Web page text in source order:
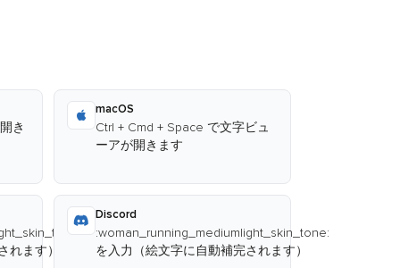
き
macOS
Ctrl + Cmd + Space で文字ビュ
ーアが開きます
れます）
Discord
:woman_running_mediumlight_skin_tone:
を入力（絵文字に自動補完されます）